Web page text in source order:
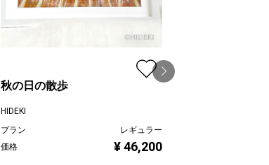
秋の日の散歩
HIDEKI
プラン
レギュラー
価格
¥ 46,200